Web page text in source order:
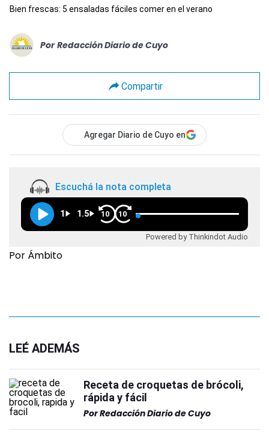
Bien frescas: 5 ensaladas fáciles comer en el verano
Por Redacción Diario de Cuyo
Compartir
Agregar Diario de Cuyo en
Escuchá la nota completa
1 1.5 10 10
Powered by Thinkindot Audio
Por Ámbito
LEÉ ADEMÁS
Receta de croquetas de brócoli,
rápida y fácil
PorRedacción Diario de Cuyo